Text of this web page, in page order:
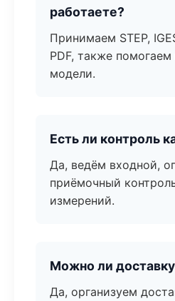
работаете?
Принимаем STEP,
PDF, также помогаем
модели.
Есть ли контроль
Да, ведём входной,
приёмочный
измерений.
Можно ли
Да, организуем